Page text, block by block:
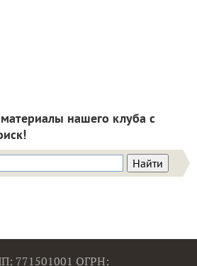
нашего клуба с
771501001 ОГРН: